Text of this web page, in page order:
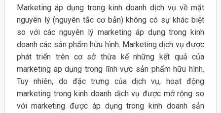
Marketing áp dụng trong kinh doanh dịch vụ về mặt
nguyên lý (nguyên tắc cơ bản) không có sự khác biệt
so với các nguyên lý marketing áp dụng trong kinh
doanh các sản phẩm hữu hình. Marketing dịch vụ được
phát triển trên cơ sở thừa kế những kết quả của
marketing ap dụng trong lĩnh vực sản phẩm hữu hình.
Tuy nhiên, do đặc trưng của dịch vụ, hoạt động
marketing trong kinh doanh dịch vụ được mở rộng so
với marketing được áp dụng trong kinh doanh sản